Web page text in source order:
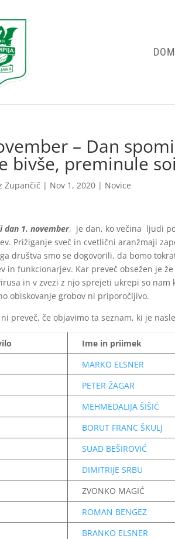
– Dan
bivše, preminule
Zupančič | Nov 1, 2020 | Novice
dan 1. november, je dan, ko večina ljudi
Prižiganje sveč in cvetlični aranžmaji
društva smo se dogovorili, da bomo
in funkcionarjev. Kar preveč obsežen je
in v zvezi z njo sprejeti ukrepi so
obiskovanje grobov ni priporočljivo.
preveč, če objavimo ta seznam, ki je
Ime in priimek
MARKO ELSNER
PETER ŽAGAR
MEHMEDALIJA ŠIŠIĆ
BORUT FRANC ŠKULJ
SUAD BEŠIROVIĆ
DIMITRIJE SRBU
ZVONKO MAGIĆ
ROMAN BENGEZ
BRANKO ELSNER